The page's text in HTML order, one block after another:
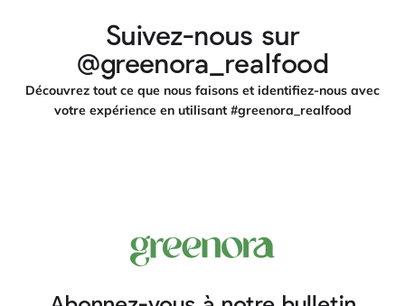
Suivez-nous sur
@greenora_realfood
Découvrez tout ce que nous faisons et identifiez-nous avec
votre expérience en utilisant #greenora_realfood